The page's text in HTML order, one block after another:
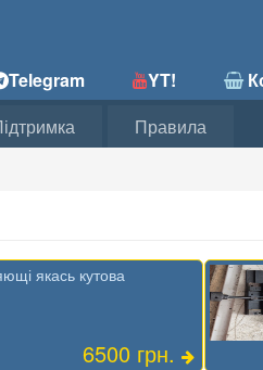
Telegram YT!
Правила
якась кутова
6500 грн.